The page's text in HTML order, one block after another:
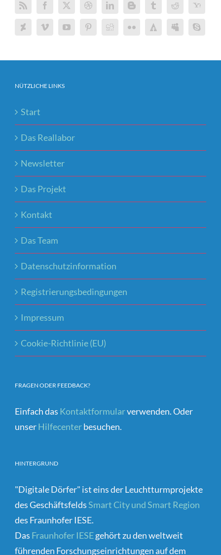
NÜTZLICHE LINKS
Start
Das Reallabor
Newsletter
Das Projekt
Kontakt
Das Team
Datenschutzinformation
Registrierungsbedingungen
Impressum
Cookie-Richtlinie (EU)
FRAGEN ODER FEEDBACK?
Einfach das Kontaktformularverwenden. Oder
unserHilfecenterbesuchen.
HINTERGRUND
"Digitale Dörfer" ist eins der Leuchtturmprojekte
des GeschäftsfeldsSmart City und Smart Region
des Fraunhofer IESE.
Das Fraunhofer IESEgehört zu den weltweit
führenden Forschungseinrichtungen auf dem